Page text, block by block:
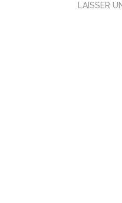
LAISSER